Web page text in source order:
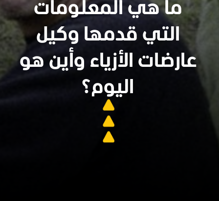
ما هي المعلومات
التي قدمها وكيل
عارضات الأزياء وأين هو
اليوم؟